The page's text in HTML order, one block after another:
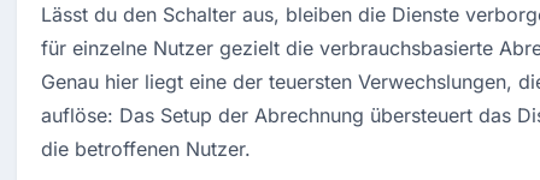
Lässt du den Schalter aus, bleiben die Dienste
für einzelne Nutzer gezielt die verbrauchsbasierte
Genau hier liegt eine der teuersten Verwechslungen,
auflöse: Das Setup der Abrechnung übersteuert das
die betroffenen Nutzer.